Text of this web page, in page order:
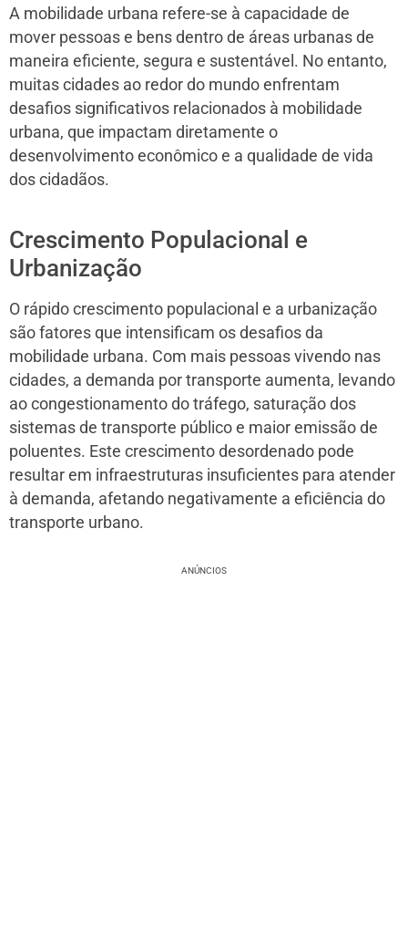
A mobilidade urbana refere-se à capacidade de
mover pessoas e bens dentro de áreas urbanas de
maneira eficiente, segura e sustentável. No entanto,
muitas cidades ao redor do mundo enfrentam
desafios significativos relacionados à mobilidade
urbana, que impactam diretamente o
desenvolvimento econômico e a qualidade de vida
dos cidadãos.
Crescimento Populacional e
Urbanização
O rápido crescimento populacional e a urbanização
são fatores que intensificam os desafios da
mobilidade urbana. Com mais pessoas vivendo nas
cidades, a demanda por transporte aumenta, levando
ao congestionamento do tráfego, saturação dos
sistemas de transporte público e maior emissão de
poluentes. Este crescimento desordenado pode
resultar em infraestruturas insuficientes para atender
à demanda, afetando negativamente a eficiência do
transporte urbano.
ANÚNCIOS